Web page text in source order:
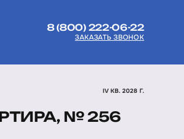
8 (800) 222-06-22
ЗАКАЗАТЬ ЗВОНОК
IV КВ. 2028 Г.
№ 256